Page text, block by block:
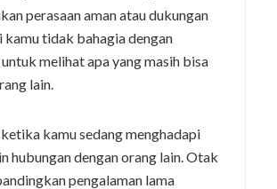
perasaan aman atau dukungan
tidak bahagia dengan
melihat apa yang masih bisa
lain.
kamu sedang menghadapi
hubungan dengan orang lain. Otak
pengalaman lama